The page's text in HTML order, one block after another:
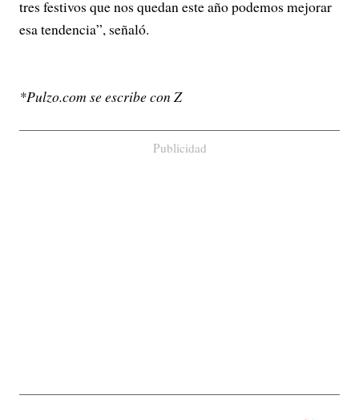
tres festivos que nos quedan este año podemos mejorar
esa tendencia”, señaló.
*Pulzo.com se escribe con Z
Publicidad